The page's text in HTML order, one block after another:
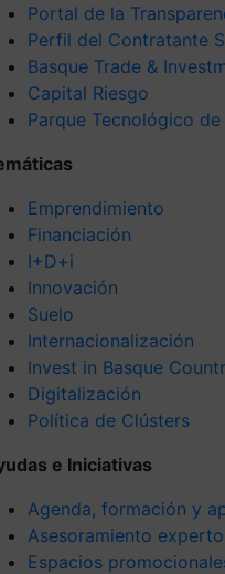
Portal de la
Perfil del Contratante
Basque Trade &
Capital Riesgo
Parque Tecnológico de
Emprendimiento
Financiación
I+D+i
Innovación
Suelo
Internacionalización
Invest in Basque
Digitalización
Política de Clústers
e Iniciativas
Agenda, formación y
Asesoramiento experto
Espacios